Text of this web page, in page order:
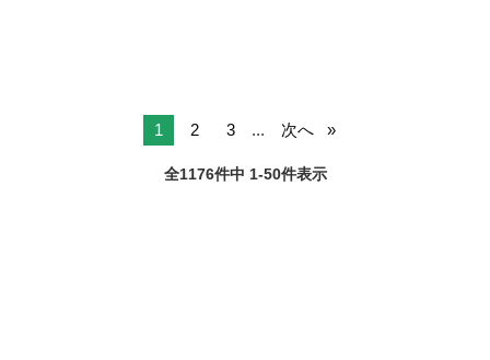
1 2 3 ... 次へ
全1176件中 1-50件表示